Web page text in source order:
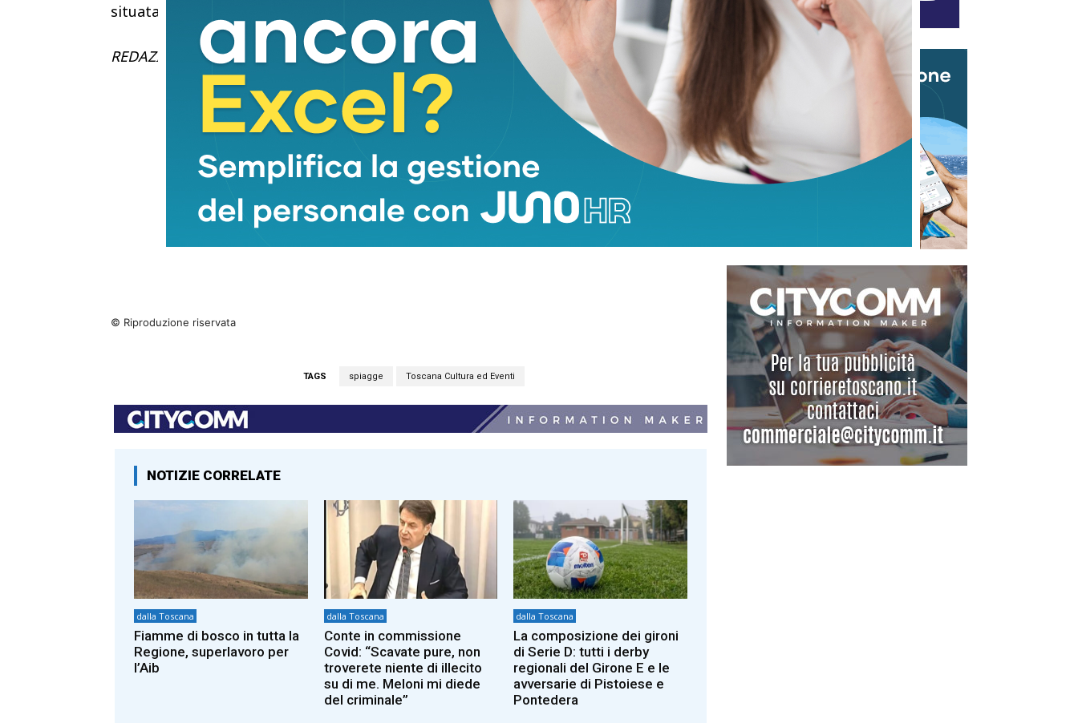
situata a Tropea.
REDAZIONE
© Riproduzione riservata
TAGS spiagge Toscana Cultura ed Eventi
NOTIZIE CORRELATE
dalla Toscana
Fiamme di bosco in tutta la
Regione, superlavoro per
l’Aib
dalla Toscana
Conte in commissione
Covid: “Scavate pure, non
troverete niente di illecito
su di me. Meloni mi diede
del criminale”
dalla Toscana
La composizione dei gironi
di Serie D: tutti i derby
regionali del Girone E e le
avversarie di Pistoiese e
Pontedera